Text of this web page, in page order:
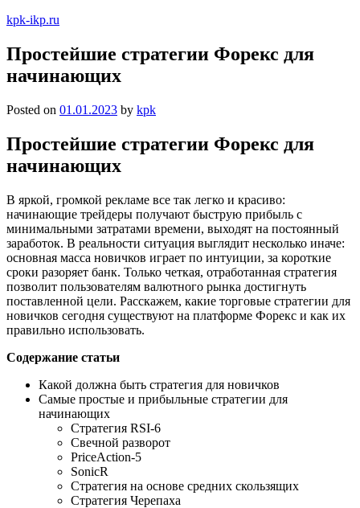
kpk-ikp.ru
Простейшие стратегии Форекс для
начинающих
Posted on 01.01.2023 by kpk
Простейшие стратегии Форекс для
начинающих
В яркой, громкой рекламе все так легко и красиво:
начинающие трейдеры получают быструю прибыль с
минимальными затратами времени, выходят на постоянный
заработок. В реальности ситуация выглядит несколько иначе:
основная масса новичков играет по интуиции, за короткие
сроки разоряет банк. Только четкая, отработанная стратегия
позволит пользователям валютного рынка достигнуть
поставленной цели. Расскажем, какие торговые стратегии для
новичков сегодня существуют на платформе Форекс и как их
правильно использовать.
Содержание статьи
Какой должна быть стратегия для новичков
Самые простые и прибыльные стратегии для
начинающих
Стратегия RSI-6
Свечной разворот
PriсeAction-5
SonicR
Стратегия на основе средних скользящих
Стратегия Черепаха